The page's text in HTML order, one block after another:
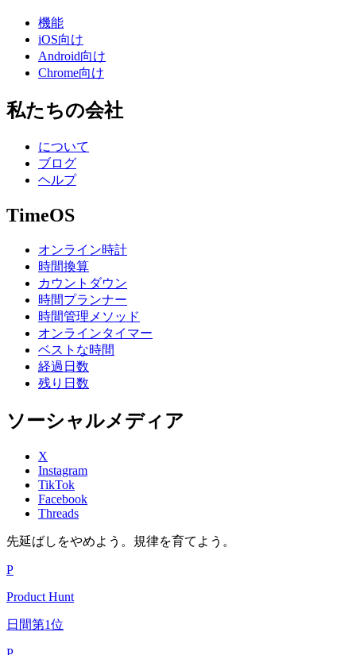
機能
iOS向け
Android向け
Chrome向け
私たちの会社
について
ブログ
ヘルプ
TimeOS
オンライン時計
時間換算
カウントダウン
時間プランナー
時間管理メソッド
オンラインタイマー
ベストな時間
経過日数
残り日数
ソーシャルメディア
X
Instagram
TikTok
Facebook
Threads
先延ばしをやめよう。規律を育てよう。
P
Product Hunt
日間第1位